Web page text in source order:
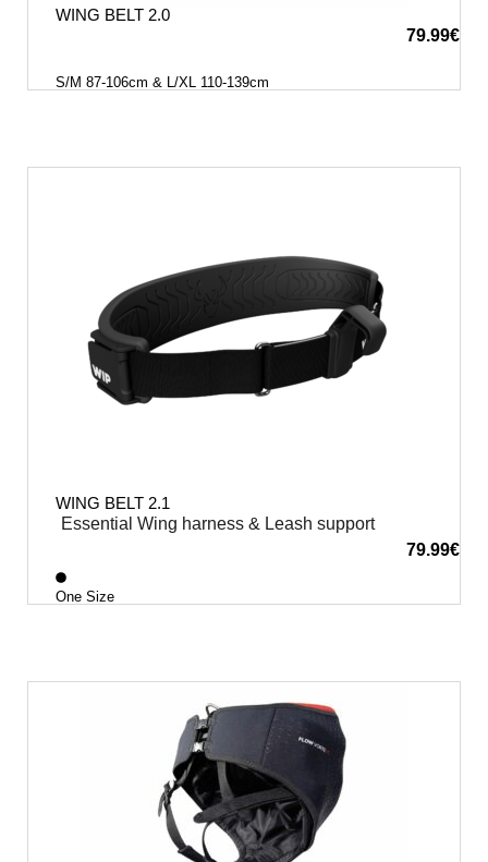
WING BELT 2.0
79.99€
S/M 87-106cm & L/XL 110-139cm
WING BELT 2.1
Essential Wing harness & Leash support
79.99€
One Size